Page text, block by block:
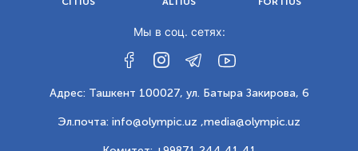
Мы в соц. сетях:
Адрес: Ташкент 100027, ул. Батыра Закирова, 6
Эл.почта: info@olympic.uz ,media@olympic.uz